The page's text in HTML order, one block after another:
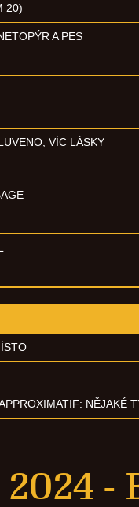
20)
A PES
VÍC LÁSKY
NĚJAKÉ
-